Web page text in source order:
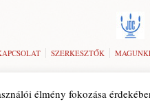
SZERKESZTŐK
élmény fokozása